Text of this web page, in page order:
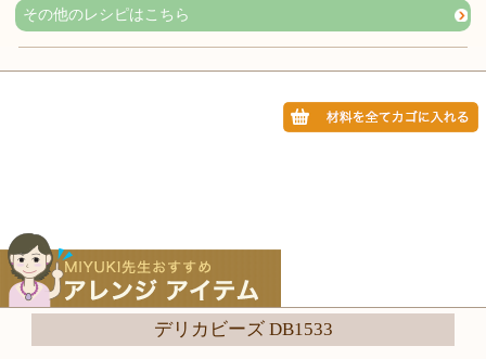
その他のレシピはこちら
デリカビーズ DB1533